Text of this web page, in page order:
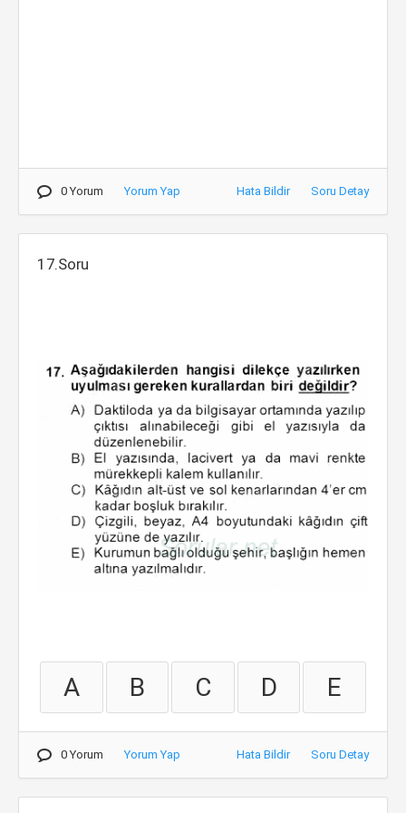
0 Yorum Yorum Yap Hata Bildir Soru Detay
17.Soru
A B C D E
0 Yorum Yorum Yap Hata Bildir Soru Detay